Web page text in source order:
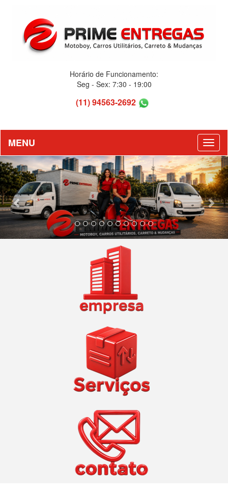
Horário de Funcionamento:
Seg - Sex: 7:30 - 19:00
(11) 94563-2692
MENU
Previous